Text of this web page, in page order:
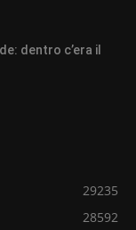
dentro c’era il
29235
28592